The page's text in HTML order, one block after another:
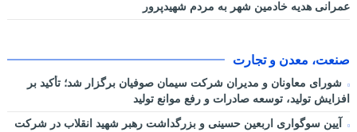
عمرانی هدیه خادمین شهر به مردم شهیدپرور
صنعت، معدن و تجارت
شورای معاونان و مدیران شرکت سیمان صوفیان برگزار شد؛ تأکید بر
افزایش تولید، توسعه صادرات و رفع موانع تولید
آیین سوگواری اربعین حسینی و بزرگداشت رهبر شهید انقلاب در شرکت